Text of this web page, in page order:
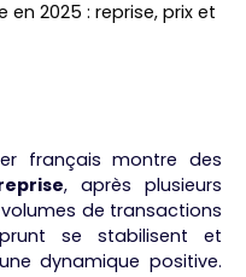
en 2025 : reprise, prix et
français montre des
, après plusieurs
de transactions
se stabilisent et
dynamique positive.